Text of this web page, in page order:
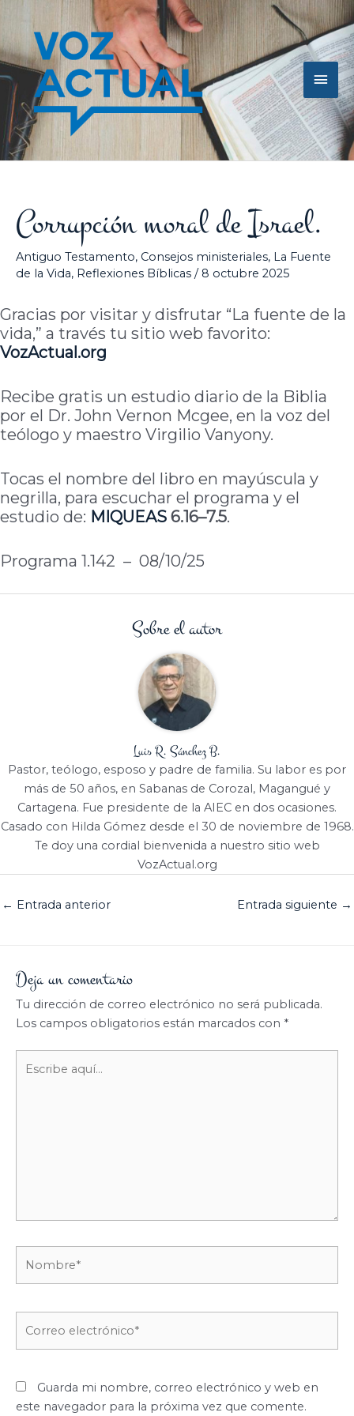
contenido
Corrupción moral de Israel.
Antiguo Testamento, Consejos ministeriales, La Fuente
de la Vida, Reflexiones Bíblicas / 8 octubre 2025
Gracias por visitar y disfrutar “La fuente de la
vida,” a través tu sitio web favorito:
VozActual.org
Recibe gratis un estudio diario de la Biblia
por el Dr. John Vernon Mcgee, en la voz del
teólogo y maestro Virgilio Vanyony.
Tocas el nombre del libro en mayúscula y
negrilla, para escuchar el programa y el
estudio de: MIQUEAS 6.16–7.5.
Programa 1.142 – 08/10/25
Sobre el autor
Luis R. Sánchez B.
Pastor, teólogo, esposo y padre de familia. Su labor es por
más de 50 años, en Sabanas de Corozal, Magangué y
Cartagena. Fue presidente de la AIEC en dos ocasiones.
Casado con Hilda Gómez desde el 30 de noviembre de 1968.
Te doy una cordial bienvenida a nuestro sitio web
VozActual.org
← Entrada anterior Entrada siguiente →
Deja un comentario
Tu dirección de correo electrónico no será publicada.
Los campos obligatorios están marcados con *
aquí...
Guarda mi nombre, correo electrónico y web en
este navegador para la próxima vez que comente.